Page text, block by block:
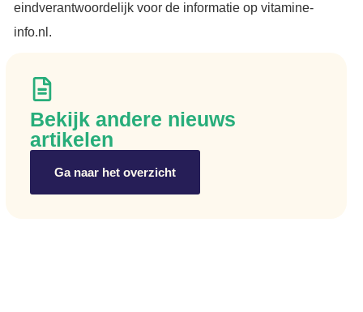
eindverantwoordelijk voor de informatie op vitamine-
info.nl.
Bekijk andere nieuws
artikelen
Ga naar het overzicht